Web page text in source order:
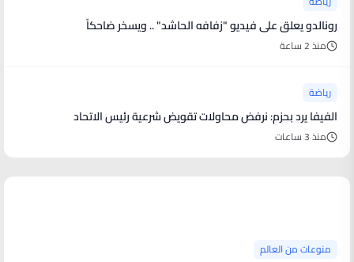
رونالدو يعلق على فيديو "زفافه الحاشد" .. ويسخر ضاحكاً
منذ 2 ساعة
رياضة
الفيفا يرد بحزم: نرفض محاولات تقويض شرعية رئيس الاتحاد
منذ 3 ساعات
منوعات من العالم